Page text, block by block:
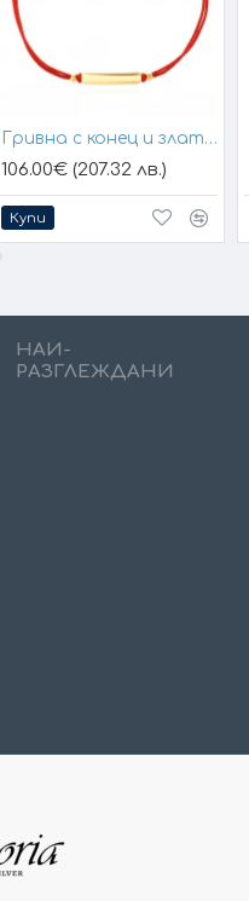
Гривна с конец и златна плочка за гравиране
106.00€ (207.32 лв.)
Купи
НАЙ-
РАЗГЛЕЖДАНИ